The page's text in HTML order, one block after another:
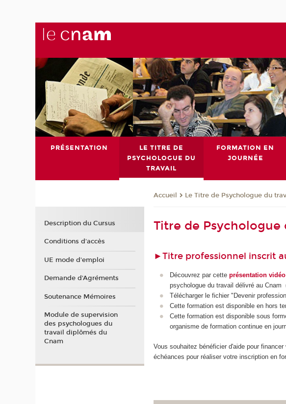
PRÉSENTATION
LE TITRE DE
PSYCHOLOGUE DU
TRAVAIL
FORMATION EN
JOURNÉE
Accueil Le Titre de Psychologue du
Titre de
►Titre professionnel inscrit
Découvrez par cette présentation vidéo
psychologue du travail délivré au Cnam
Télécharger le fichier "Devenir
Cette formation est disponible en hors
Cette formation est disponible sous
organisme de formation continue en
Vous souhaitez bénéficier d'aide pour
échéances pour réaliser votre inscription en
Description du Cursus
Conditions d'accès
UE mode d'emploi
Demande d'Agréments
Soutenance Mémoires
Module de supervision
des psychologues du
travail diplômés du
Cnam